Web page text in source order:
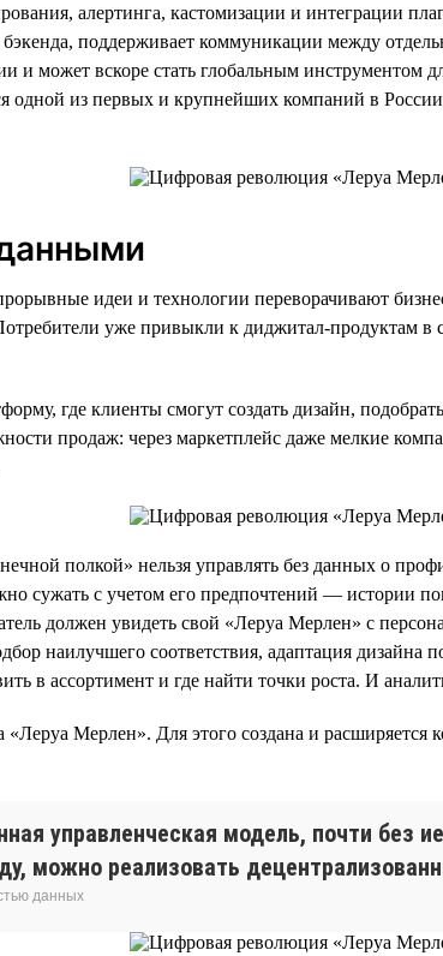
алертинга, кастомизации и интеграции
поддерживает коммуникации между
и может вскоре стать глобальным
одной из первых и крупнейших компаний в
идеи и технологии переворачивают
уже привыкли к диджитал-продуктам в
где клиенты смогут создать дизайн,
продаж: через маркетплейс даже мелкие
полкой» нельзя управлять без данных о
сужать с учетом его предпочтений — истории
должен увидеть свой «Леруа Мерлен» с
наилучшего соответствия, адаптация
в ассортимент и где найти точки роста. И
Мерлен». Для этого создана и расширяется
управленческая модель, почти без
можно реализовать
данных